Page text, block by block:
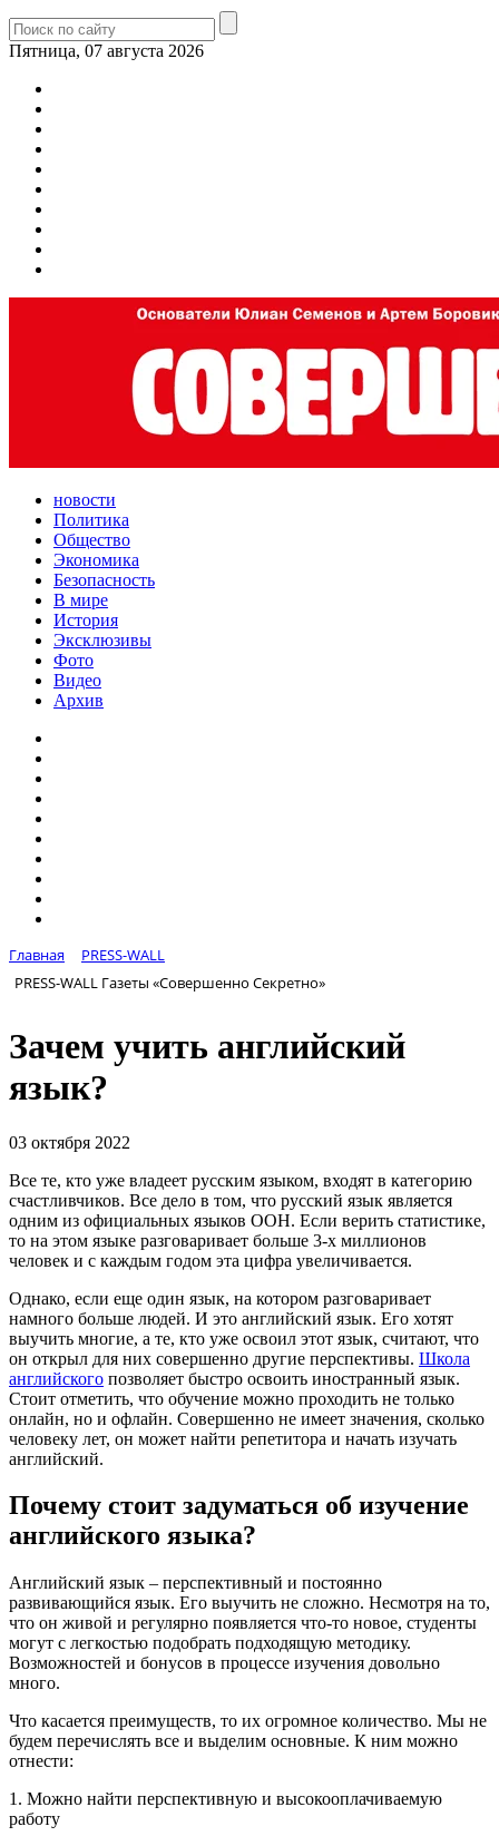
Пятница, 07 августа 2026
новости
Политика
Общество
Экономика
Безопасность
В мире
История
Эксклюзивы
Фото
Видео
Архив
Главная
PRESS-WALL
PRESS-WALL Газеты «Совершенно Секретно»
Зачем учить английский
язык?
03 октября 2022
Все те, кто уже владеет русским языком, входят в категорию
счастливчиков. Все дело в том, что русский язык является
одним из официальных языков ООН. Если верить статистике,
то на этом языке разговаривает больше 3-х миллионов
человек и с каждым годом эта цифра увеличивается.
Однако, если еще один язык, на котором разговаривает
намного больше людей. И это английский язык. Его хотят
выучить многие, а те, кто уже освоил этот язык, считают, что
он открыл для них совершенно другие перспективы. Школа
английского позволяет быстро освоить иностранный язык.
Стоит отметить, что обучение можно проходить не только
онлайн, но и офлайн. Совершенно не имеет значения, сколько
человеку лет, он может найти репетитора и начать изучать
английский.
Почему стоит задуматься об изучение
английского языка?
Английский язык – перспективный и постоянно
развивающийся язык. Его выучить не сложно. Несмотря на то,
что он живой и регулярно появляется что-то новое, студенты
могут с легкостью подобрать подходящую методику.
Возможностей и бонусов в процессе изучения довольно
много.
Что касается преимуществ, то их огромное количество. Мы не
будем перечислять все и выделим основные. К ним можно
отнести:
1. Можно найти перспективную и высокооплачиваемую
работу